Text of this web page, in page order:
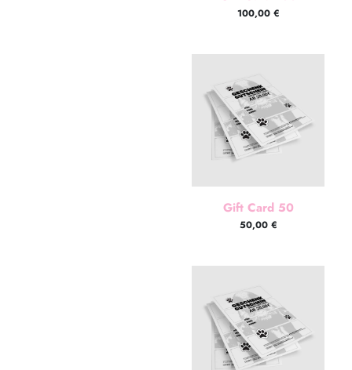
100,00 €
Gift Card 50
50,00 €